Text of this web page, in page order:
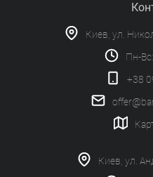
Киев, ул.
Пн-
+38
Киев, ул.